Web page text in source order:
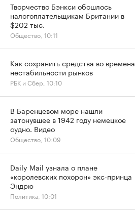
Творчество Бэнкси обошлось
налогоплательщикам Британии в
$202 тыс.
Общество, 10:11
Как сохранить средства во времена
нестабильности рынков
РБК и Сбер, 10:10
В Баренцевом море нашли
затонувшее в 1942 году немецкое
судно. Видео
Общество, 10:09
Daily Mail узнала о плане
«королевских похорон» экс-принца
Эндрю
Политика, 10:01